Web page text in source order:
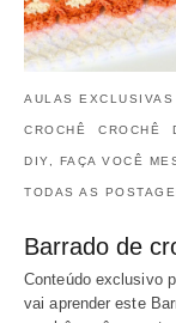
AULAS EXCLUSIVAS
CROCHÊ CROCHÊ
DIY, FAÇA VOCÊ
TODAS AS
Barrado de
Conteúdo exclusivo
vai aprender este